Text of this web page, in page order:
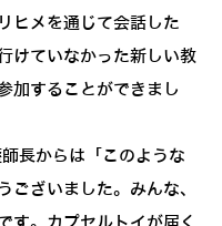
ヒメを通じて会話した
けていなかった新しい教
加することができまし
長からは「このような
ございました。みんな、
す。カプセルトイが届く